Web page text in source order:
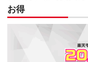
お得